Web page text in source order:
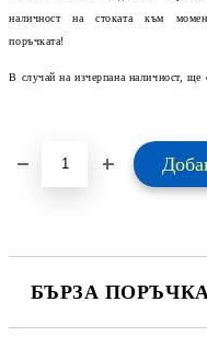
наличност на стоката към
поръчката!
В случай на изчерпана наличност, ще
БЪРЗА